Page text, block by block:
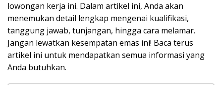
lowongan kerja ini. Dalam artikel ini, Anda akan
menemukan detail lengkap mengenai kualifikasi,
tanggung jawab, tunjangan, hingga cara melamar.
Jangan lewatkan kesempatan emas ini! Baca terus
artikel ini untuk mendapatkan semua informasi yang
Anda butuhkan.